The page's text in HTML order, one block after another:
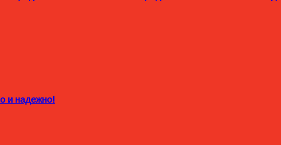
и надежно!